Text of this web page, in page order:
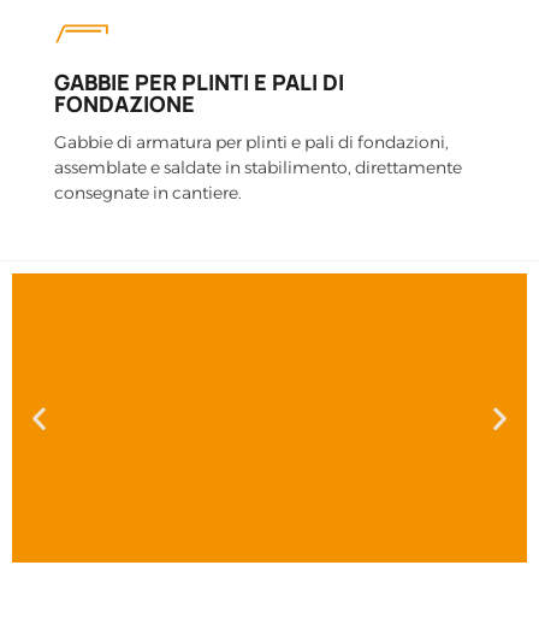
GABBIE PER PLINTI E PALI DI
FONDAZIONE
Gabbie di armatura per plinti e pali di fondazioni,
assemblate e saldate in stabilimento, direttamente
consegnate in cantiere.